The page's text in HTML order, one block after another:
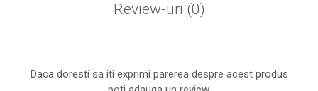
Review-uri (0)
Daca doresti sa iti exprimi parerea despre acest produs